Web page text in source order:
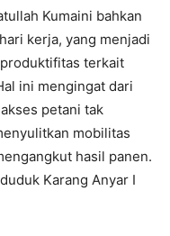
Kumaini bahkan
kerja, yang menjadi
terkait
ini mengingat dari
petani tak
mobilitas
hasil panen.
Karang Anyar I